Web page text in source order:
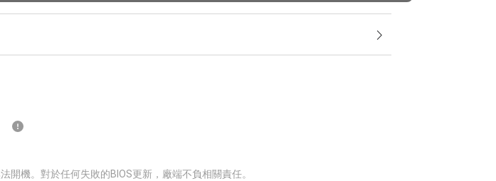
開機。對於任何失敗的BIOS更新，廠端不負相關責任。